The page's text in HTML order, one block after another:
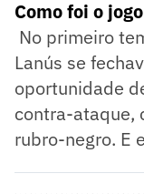
Como foi o
No primeiro
Lanús se
oportunidade
contra-ataque,
rubro-negro. E